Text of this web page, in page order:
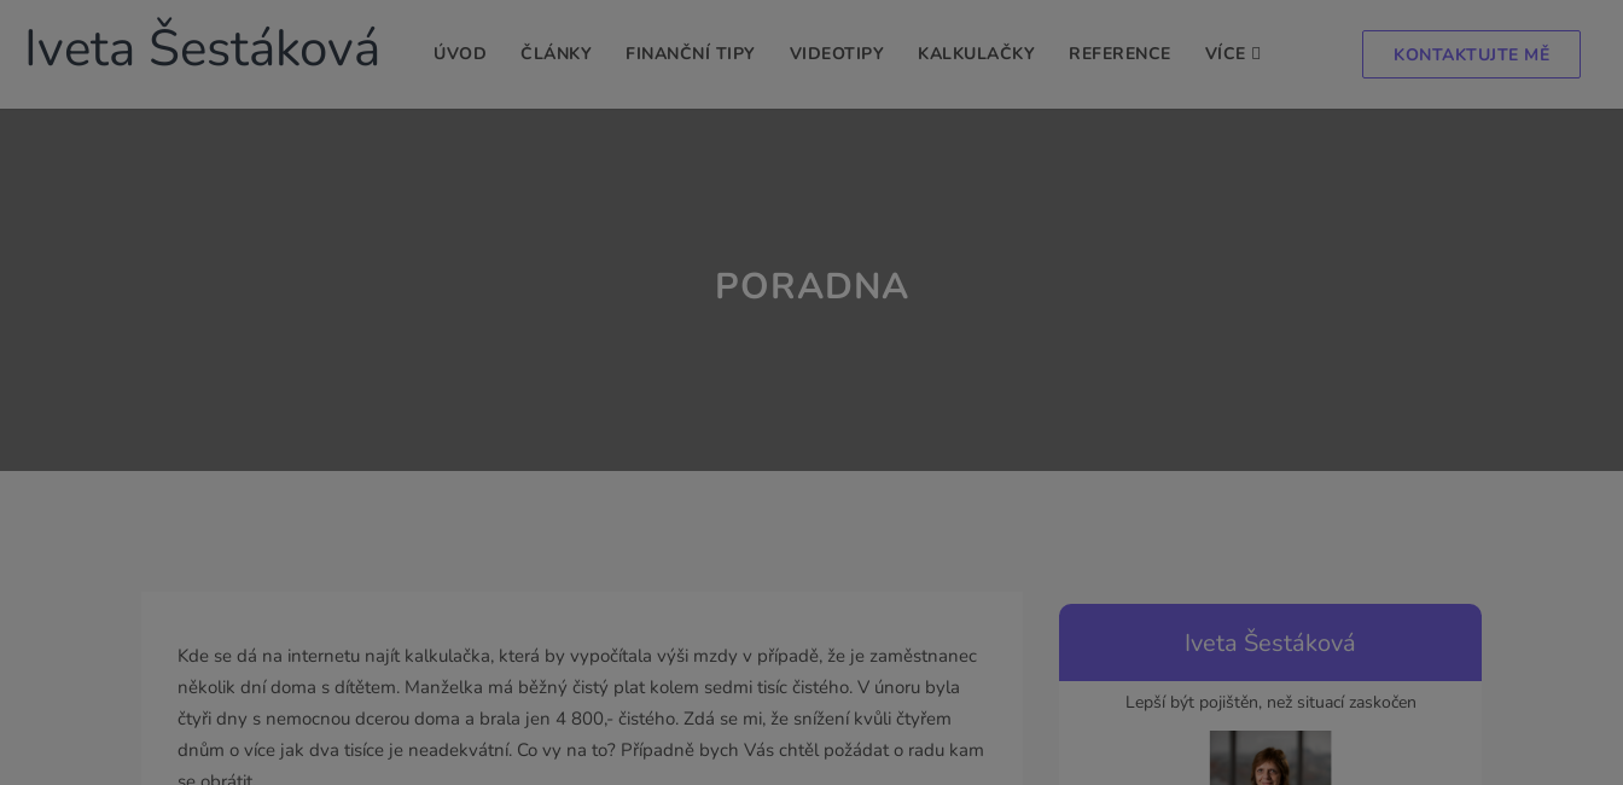
Iveta Šestáková ÚVOD ČLÁNKY FINANČNÍ TIPY VIDEOTIPY KALKULAČKY REFERENCE VÍCE KONTAKTUJTE MĚ
PORADNA
Kde se dá na internetu najít kalkulačka, která by vypočítala výši mzdy v případě, že je zaměstnanec
několik dní doma s dítětem. Manželka má běžný čistý plat kolem sedmi tisíc čistého. V únoru byla
čtyři dny s nemocnou dcerou doma a brala jen 4 800,- čistého. Zdá se mi, že snížení kvůli čtyřem
dnům o více jak dva tisíce je neadekvátní. Co vy na to? Případně bych Vás chtěl požádat o radu kam
Iveta Šestáková
Lepší být pojištěn, než situací zaskočen